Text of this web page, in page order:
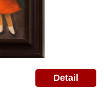
Detail